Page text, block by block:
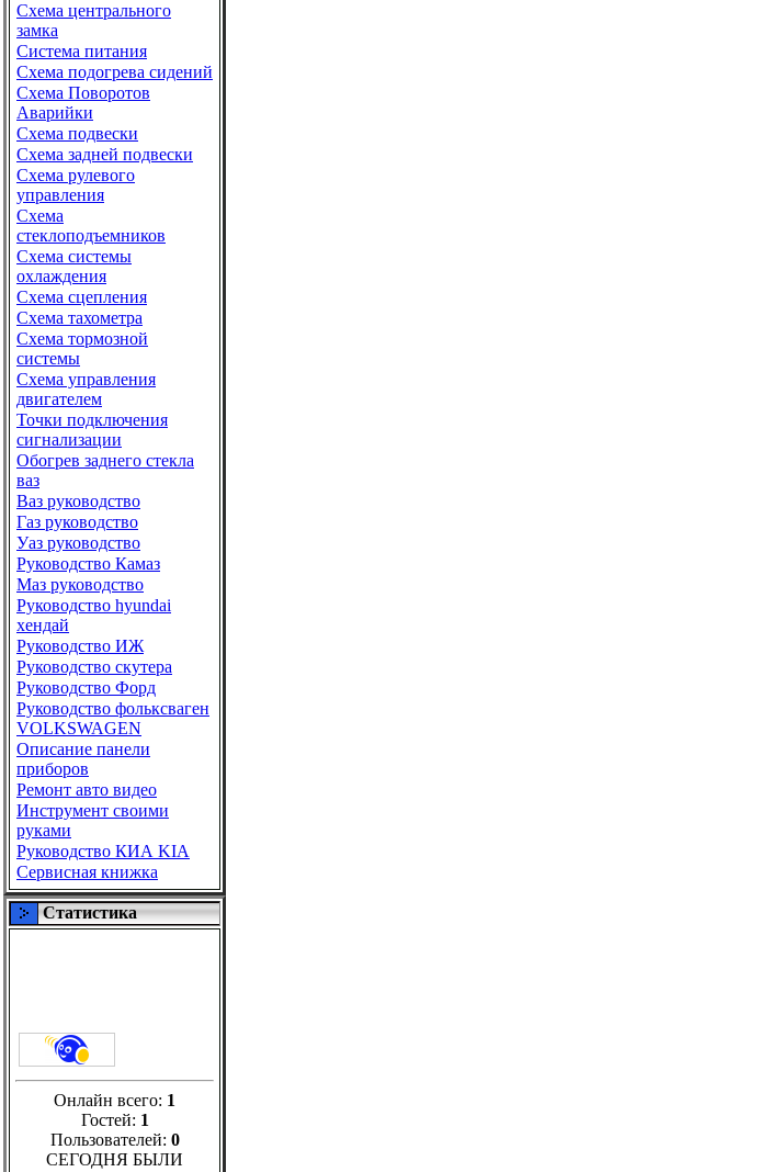
Схема центрального
замка
Система питания
Схема подогрева сидений
Схема Поворотов
Аварийки
Схема подвески
Схема задней подвески
Схема рулевого
управления
Схема
стеклоподъемников
Схема системы
охлаждения
Схема сцепления
Схема тахометра
Схема тормозной
системы
Схема управления
двигателем
Точки подключения
сигнализации
Обогрев заднего стекла
ваз
Ваз руководство
Газ руководство
Уаз руководство
Руководство Камаз
Маз руководство
Руководство hyundai
хендай
Руководство ИЖ
Руководство скутера
Руководство Форд
Руководство фольксваген
VOLKSWAGEN
Описание панели
приборов
Ремонт авто видео
Инструмент своими
руками
Руководство КИА KIA
Сервисная книжка
Статистика
Онлайн всего: 1
Гостей: 1
Пользователей: 0
СЕГОДНЯ БЫЛИ